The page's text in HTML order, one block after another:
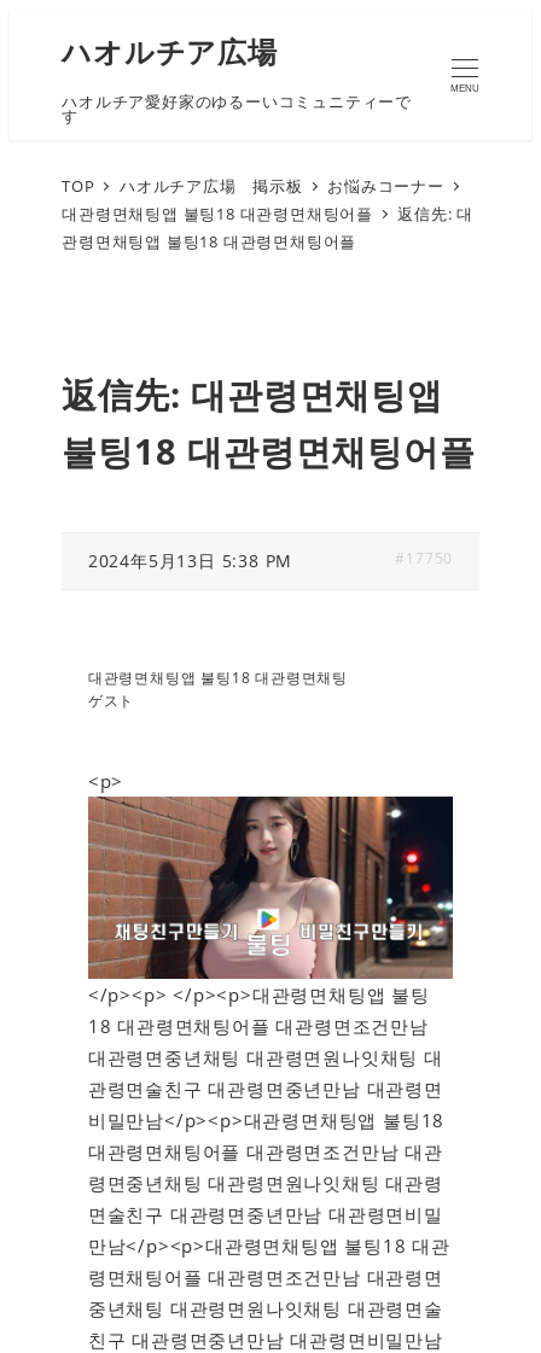
ハオルチア広場
ハオルチア愛好家のゆるーいコミュニティーで
す
MENU
TOP ハオルチア広場 掲示板
お悩みコーナー
대관령면채팅앱 불팅18 대관령면채팅어플
返信先: 대
관령면채팅앱 불팅18 대관령면채팅어플
返信先: 대관령면채팅앱
불팅18 대관령면채팅어플
2024年5月13日 5:38 PM #17750
대관령면채팅앱 불팅18 대관령면채팅
ゲスト
<p>
</p><p> </p><p>대관령면채팅앱 불팅
18 대관령면채팅어플 대관령면조건만남
대관령면중년채팅 대관령면원나잇채팅 대
관령면술친구 대관령면중년만남 대관령면
비밀만남</p><p>대관령면채팅앱 불팅18
대관령면채팅어플 대관령면조건만남 대관
령면중년채팅 대관령면원나잇채팅 대관령
면술친구 대관령면중년만남 대관령면비밀
만남</p><p>대관령면채팅앱 불팅18 대관
령면채팅어플 대관령면조건만남 대관령면
중년채팅 대관령면원나잇채팅 대관령면술
친구 대관령면중년만남 대관령면비밀만남